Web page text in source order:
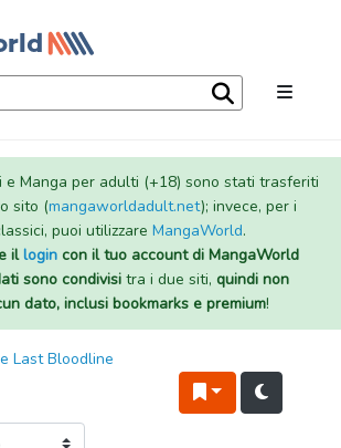
e Manga per adulti (+18) sono stati trasferiti
sito (mangaworldadult.net); invece, per i
puoi utilizzare MangaWorld.
illogincon il tuo account di MangaWorld
sono condivisi tra i due siti, quindi non
dato, inclusi bookmarks e premium!
Last Bloodline